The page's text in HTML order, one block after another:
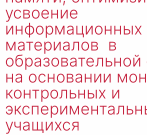
усвоение
информационных
материалов в
образовательной
на основании
контрольных и
учащихся